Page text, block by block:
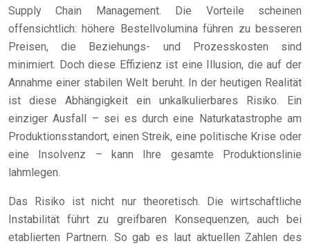
Supply Chain Management. Die Vorteile scheinen
offensichtlich: höhere Bestellvolumina führen zu besseren
Preisen, die Beziehungs- und Prozesskosten sind
minimiert. Doch diese Effizienz ist eine Illusion, die auf der
Annahme einer stabilen Welt beruht. In der heutigen Realität
ist diese Abhängigkeit ein unkalkulierbares Risiko. Ein
einziger Ausfall – sei es durch eine Naturkatastrophe am
Produktionsstandort, einen Streik, eine politische Krise oder
eine Insolvenz – kann Ihre gesamte Produktionslinie
lahmlegen.
Das Risiko ist nicht nur theoretisch. Die wirtschaftliche
Instabilität führt zu greifbaren Konsequenzen, auch bei
etablierten Partnern. So gab es laut aktuellen Zahlen des